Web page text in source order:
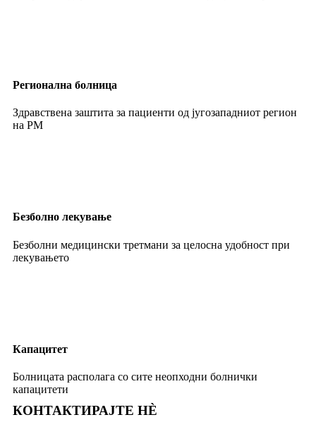
Регионална болница
Здравствена заштита за пациенти од југозападниот регион
на РМ
Безболно лекување
Безболни медицински третмани за целосна удобност при
лекувањето
Капацитет
Болницата располага со сите неопходни болнички
капацитети
КОНТАКТИРАЈТЕ НЀ